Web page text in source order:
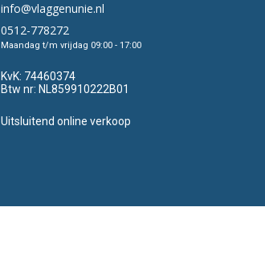
info@vlaggenunie.nl
0512-778272
Maandag t/m vrijdag 09:00 - 17:00
KvK: 74460374
Btw nr: NL859910222B01
Uitsluitend online verkoop